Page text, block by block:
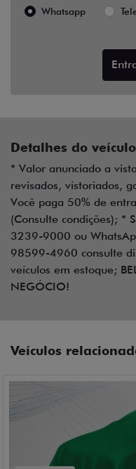
Whatsapp
Detalhes do veículo
* Valor anunciado a
revisados, vistoriados,
Você paga 50% de
(Consulte condições); *
3239-9000 ou
98599-4960 consulte
veículos em estoque;
NEGÓCIO!
Veículos